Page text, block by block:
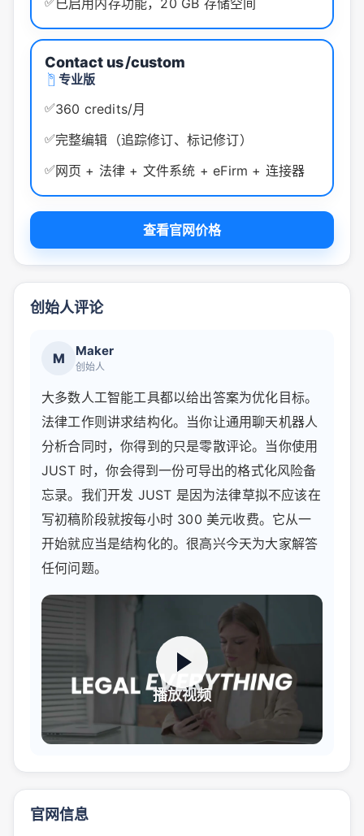
Contact us/custom
专业版
✅360 credits/月
✅完整编辑（追踪修订、标记修订）
✅网页 + 法律 + 文件系统 + eFirm + 连接器
查看官网价格
创始人评论
M Maker
创始人
大多数人工智能工具都以给出答案为优化目标。
法律工作则讲求结构化。当你让通用聊天机器人
分析合同时，你得到的只是零散评论。当你使用
JUST 时，你会得到一份可导出的格式化风险备
忘录。我们开发 JUST 是因为法律草拟不应该在
写初稿阶段就按每小时 300 美元收费。它从一
开始就应当是结构化的。很高兴今天为大家解答
任何问题。
播放视频
官网信息